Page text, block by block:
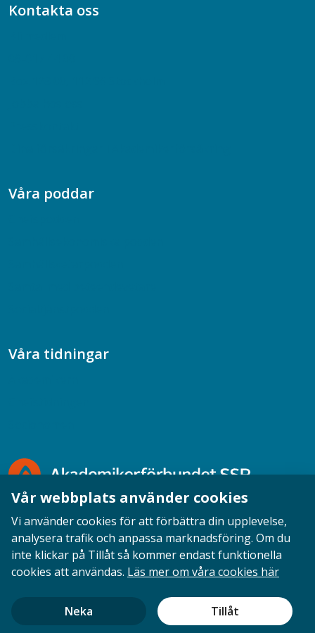
Kontakta oss
Våra poddar
Våra tidningar
Opinion English Personuppgifter Cookies
Ansvarig utgivare: Cecilia Sandahl
Vår webbplats använder cookies
Vi använder cookies för att förbättra din upplevelse,
analysera trafik och anpassa marknadsföring. Om du
inte klickar på Tillåt så kommer endast funktionella
cookies att användas. Läs mer om våra cookies här
Neka Tillåt